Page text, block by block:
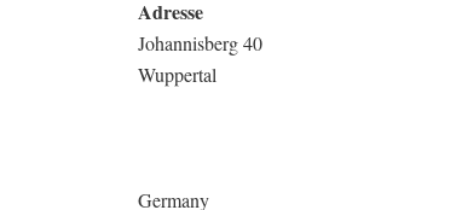
Adresse
Johannisberg 40
Wuppertal
Germany